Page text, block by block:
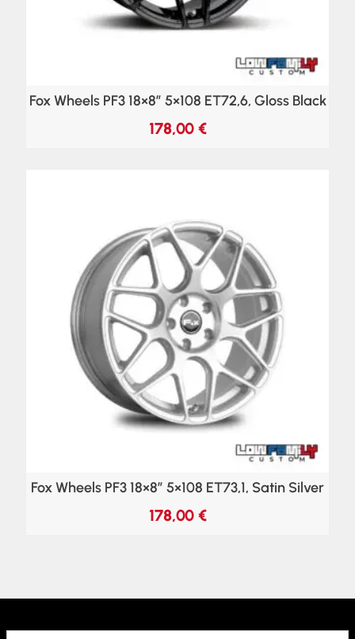
Fox Wheels PF3 18×8″ 5×108 ET72,6, Gloss Black
178,00 €
Fox Wheels PF3 18×8″ 5×108 ET73,1, Satin Silver
178,00 €